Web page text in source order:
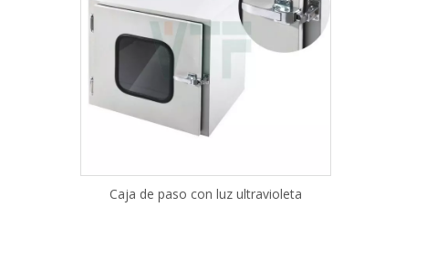
Caja de paso con luz ultravioleta